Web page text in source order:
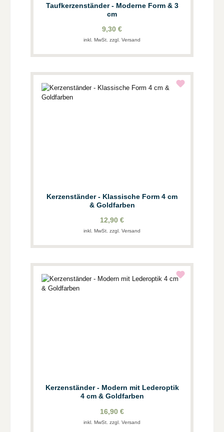
Taufkerzenständer - Moderne Form & 3
cm
9,30 €
inkl. MwSt. zzgl. Versand
Kerzenständer - Klassische Form 4 cm
& Goldfarben
12,90 €
inkl. MwSt. zzgl. Versand
Kerzenständer - Modern mit Lederoptik
4 cm & Goldfarben
16,90 €
inkl. MwSt. zzgl. Versand